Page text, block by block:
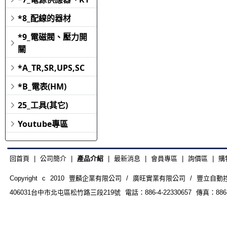
*8_配線的器材
*9_電磁閥、壓力開
關
*A_TR,SR,UPS,SC
*B_電表(HM)
25_工具(其它)
Youtube專區
回首頁 公司簡介| 產品介紹| 最新消息 會員專區 詢價區 購
Copyright c 2010 豐麟企業有限公司 / 廣旺實業有限公司 / 豐立自動
406031台中市北屯區松竹路三段219號 電話：886-4-22330657 傳真：